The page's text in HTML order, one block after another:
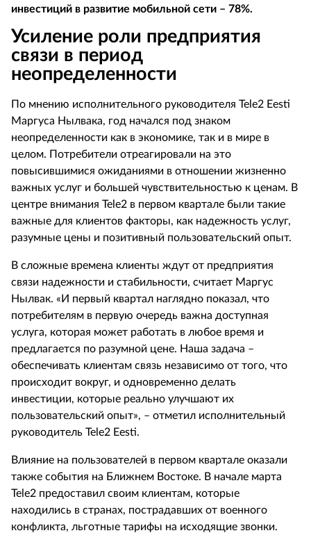
инвестиций в развитие мобильной сети – 78%.
Усиление роли предприятия
связи в период
неопределенности
По мнению исполнительного руководителя Tele2 Eesti
Маргуса Нылвака, год начался под знаком
неопределенности как в экономике, так и в мире в
целом. Потребители отреагировали на это
повысившимися ожиданиями в отношении жизненно
важных услуг и большей чувствительностью к ценам. В
центре внимания Tele2 в первом квартале были такие
важные для клиентов факторы, как надежность услуг,
разумные цены и позитивный пользовательский опыт.
В сложные времена клиенты ждут от предприятия
связи надежности и стабильности, считает Маргус
Нылвак. «И первый квартал наглядно показал, что
потребителям в первую очередь важна доступная
услуга, которая может работать в любое время и
предлагается по разумной цене. Наша задача –
обеспечивать клиентам связь независимо от того, что
происходит вокруг, и одновременно делать
инвестиции, которые реально улучшают их
пользовательский опыт», – отметил исполнительный
руководитель Tele2 Eesti.
Влияние на пользователей в первом квартале оказали
также события на Ближнем Востоке. В начале марта
Tele2 предоставил своим клиентам, которые
находились в странах, пострадавших от военного
конфликта, льготные тарифы на исходящие звонки.